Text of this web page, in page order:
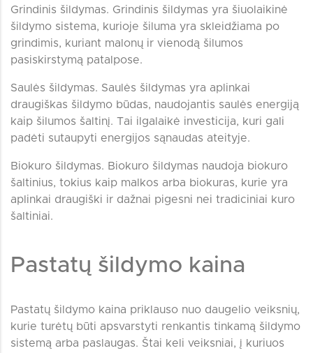
Grindinis šildymas. Grindinis šildymas yra šiuolaikinė
šildymo sistema, kurioje šiluma yra skleidžiama po
grindimis, kuriant malonų ir vienodą šilumos
pasiskirstymą patalpose.
Saulės šildymas. Saulės šildymas yra aplinkai
draugiškas šildymo būdas, naudojantis saulės energiją
kaip šilumos šaltinį. Tai ilgalaikė investicija, kuri gali
padėti sutaupyti energijos sąnaudas ateityje.
Biokuro šildymas. Biokuro šildymas naudoja biokuro
šaltinius, tokius kaip malkos arba biokuras, kurie yra
aplinkai draugiški ir dažnai pigesni nei tradiciniai kuro
šaltiniai.
Pastatų šildymo kaina
Pastatų šildymo kaina priklauso nuo daugelio veiksnių,
kurie turėtų būti apsvarstyti renkantis tinkamą šildymo
sistemą arba paslaugas. Štai keli veiksniai, į kuriuos